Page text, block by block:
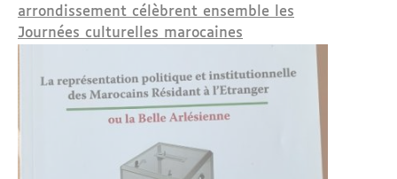
arrondissement célèbrent ensemble les
Journées culturelles marocaines